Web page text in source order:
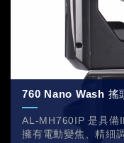
760 Nano Wash 搖
AL-MH760IP 是具備
擁有電動變焦、精細